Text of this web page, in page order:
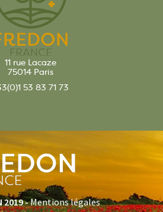
11 rue Lacaze
75014 Paris
53 83 71 73
2019 -Mentions légales